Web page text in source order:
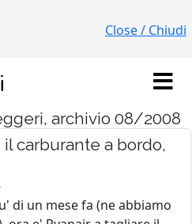
Close / Chiudi
archivio 08/2008
carburante a bordo,
di un mese fa (ne abbiamo